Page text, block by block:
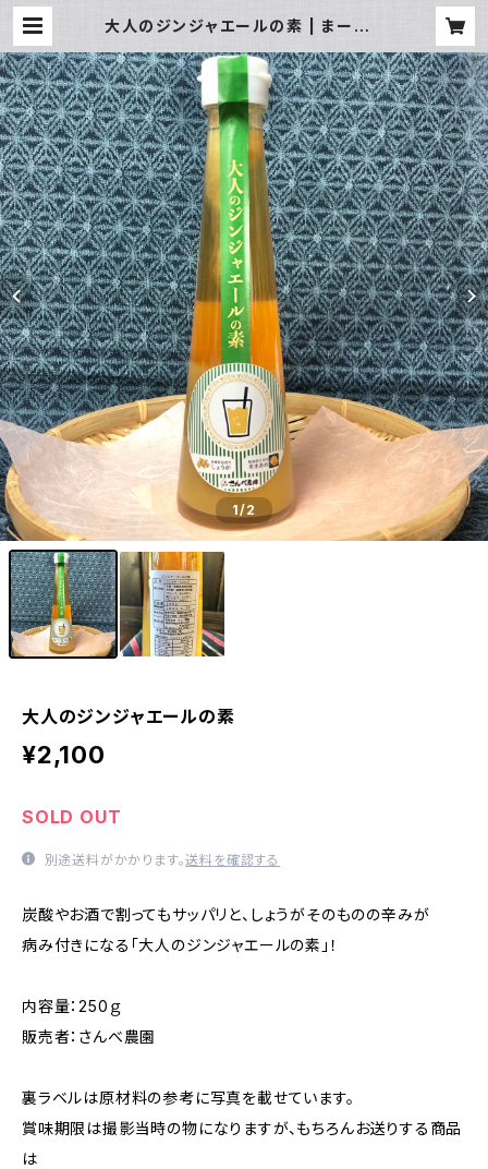
大人のジンジャエールの素 | まーけっ
1/2
大人のジンジャエールの素
¥2,100
SOLD OUT
別途送料がかかります。送料を確認する
炭酸やお酒で割ってもサッパリと、しょうがそのものの辛みが
病み付きになる「大人のジンジャエールの素」！
内容量：250ｇ
販売者：さんべ農園
裏ラベルは原材料の参考に写真を載せています。
賞味期限は撮影当時の物になりますが、もちろんお送りする商品
は